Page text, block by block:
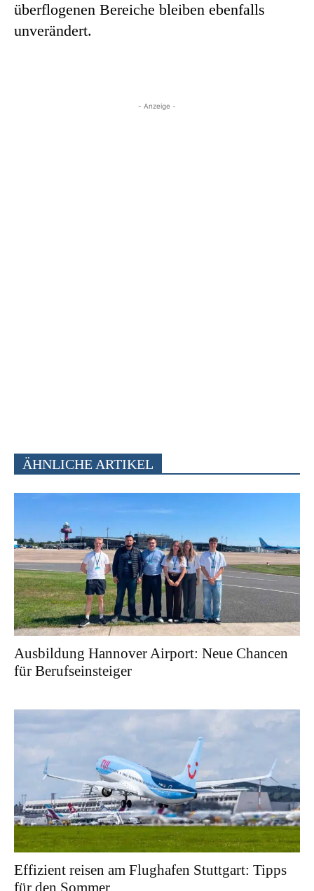
überflogenen Bereiche bleiben ebenfalls
unverändert.
- Anzeige -
ÄHNLICHE ARTIKEL
Ausbildung Hannover Airport: Neue Chancen
für Berufseinsteiger
Effizient reisen am Flughafen Stuttgart: Tipps
für den Sommer